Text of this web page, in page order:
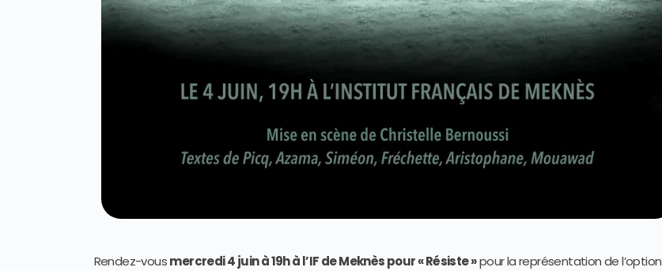
Rendez-vousmercredi 4 juin à 19h à l’IF de Meknès pour « Résiste »pour la représentation de l’option